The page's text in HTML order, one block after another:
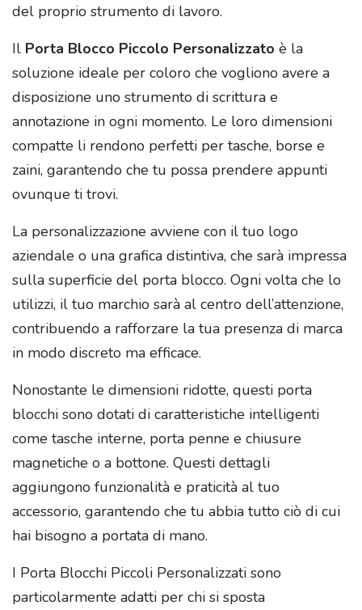
del proprio strumento di lavoro.
Il Porta Blocco Piccolo Personalizzato è la
soluzione ideale per coloro che vogliono avere a
disposizione uno strumento di scrittura e
annotazione in ogni momento. Le loro dimensioni
compatte li rendono perfetti per tasche, borse e
zaini, garantendo che tu possa prendere appunti
ovunque ti trovi.
La personalizzazione avviene con il tuo logo
aziendale o una grafica distintiva, che sarà impressa
sulla superficie del porta blocco. Ogni volta che lo
utilizzi, il tuo marchio sarà al centro dell’attenzione,
contribuendo a rafforzare la tua presenza di marca
in modo discreto ma efficace.
Nonostante le dimensioni ridotte, questi porta
blocchi sono dotati di caratteristiche intelligenti
come tasche interne, porta penne e chiusure
magnetiche o a bottone. Questi dettagli
aggiungono funzionalità e praticità al tuo
accessorio, garantendo che tu abbia tutto ciò di cui
hai bisogno a portata di mano.
I Porta Blocchi Piccoli Personalizzati sono
particolarmente adatti per chi si sposta